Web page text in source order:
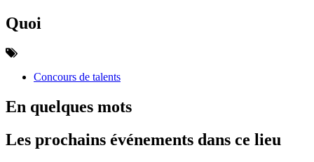
Quoi
Concours de talents
En quelques mots
Les prochains événements dans ce lieu